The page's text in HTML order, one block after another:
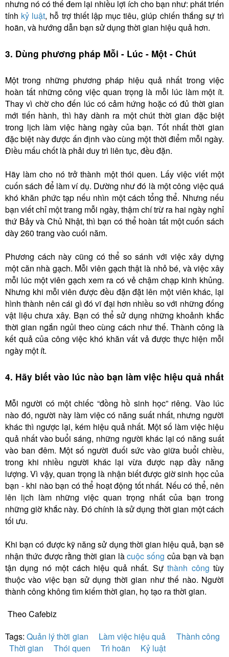
nhưng nó có thể đem lại nhiều lợi ích cho bạn như: phát triển
tính kỷ luật, hỗ trợ thiết lập mục tiêu, giúp chiến thắng sự trì
hoãn, và hướng dẫn bạn sử dụng thời gian hiệu quả hơn.
3. Dùng phương pháp Mỗi - Lúc - Một - Chút
Một trong những phương pháp hiệu quả nhất trong việc
hoàn tất những công việc quan trọng là mỗi lúc làm một ít.
Thay vì chờ cho đến lúc có cảm hứng hoặc có đủ thời gian
mới tiến hành, thì hãy dành ra một chút thời gian đặc biệt
trong lịch làm việc hàng ngày của bạn. Tốt nhất thời gian
đặc biệt này được ấn định vào cùng một thời điểm mỗi ngày.
Điều mấu chốt là phải duy trì liên tục, đều đặn.
Hãy làm cho nó trở thành một thói quen. Lấy việc viết một
cuốn sách để làm ví dụ. Dường như đó là một công việc quá
khó khăn phức tạp nếu nhìn một cách tổng thể. Nhưng nếu
bạn viết chỉ một trang mỗi ngày, thậm chí trừ ra hai ngày nghỉ
thứ Bảy và Chủ Nhật, thì bạn có thể hoàn tất một cuốn sách
dày 260 trang vào cuối năm.
Phương cách này cũng có thể so sánh với việc xây dựng
một căn nhà gạch. Mỗi viên gạch thật là nhỏ bé, và việc xây
mỗi lúc một viên gạch xem ra có vẻ chậm chạp kinh khủng.
Nhưng khi mỗi viên được đều đặn đặt lên một viên khác, lại
hình thành nên cái gì đó vĩ đại hơn nhiều so với những đống
vật liệu chưa xây. Bạn có thể sử dụng những khoảnh khắc
thời gian ngắn ngủi theo cùng cách như thế. Thành công là
kết quả của công việc khó khăn vất vả được thực hiện mỗi
ngày một ít.
4. Hãy biết vào lúc nào bạn làm việc hiệu quả nhất
Mỗi người có một chiếc “đồng hồ sinh học” riêng. Vào lúc
nào đó, người này làm việc có năng suất nhất, nhưng người
khác thì ngược lại, kém hiệu quả nhất. Một số làm việc hiệu
quả nhất vào buổi sáng, những người khác lại có năng suất
vào ban đêm. Một số người đuối sức vào giữa buổi chiều,
trong khi nhiều người khác lại vừa được nạp đầy năng
lượng. Vì vậy, quan trọng là nhận biết được giờ sinh học của
bạn - khi nào bạn có thể hoạt động tốt nhất. Nếu có thể, nên
lên lịch làm những việc quan trọng nhất của bạn trong
những giờ khắc này. Đó chính là sử dụng thời gian một cách
tối ưu.
Khi bạn có được kỹ năng sử dụng thời gian hiệu quả, bạn sẽ
nhận thức được rằng thời gian làcuộc sống của bạn và bạn
tận dụng nó một cách hiệu quả nhất. Sựthành công tùy
thuộc vào việc bạn sử dụng thời gian như thế nào. Người
thành công không tìm kiếm thời gian, họ tạo ra thời gian.
Theo Cafebiz
Tags:Quản lý thời gian Làm việc hiệu quả
Thành công
Thời gian
Thói quen Trì hoãn Kỷ luật